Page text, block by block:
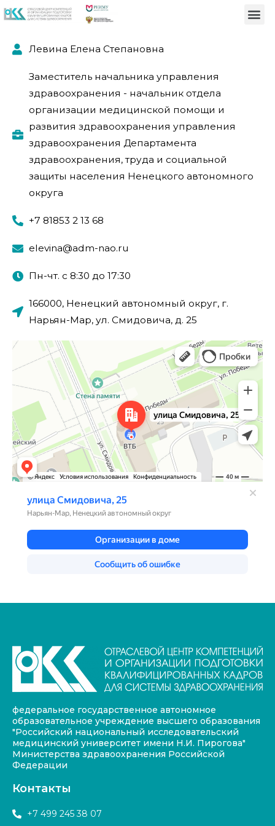
Левина Елена Степановна
Заместитель начальника управления
здравоохранения - начальник отдела
организации медицинской помощи и
развития здравоохранения управления
здравоохранения Департамента
здравоохранения, труда и социальной
защиты населения Ненецкого автономного
округа
+7 81853 2 13 68
elevina@adm-nao.ru
Пн-чт. с 8:30 до 17:30
166000, Ненецкий автономный округ, г.
Нарьян-Мар, ул. Смидовича, д. 25
Нарьян‑Мар
Улица Смидовича, 25 — Яндекс.Карты
федеральное государственное автономное
образовательное учреждение высшего образования
"Российский национальный исследовательский
медицинский университет имени Н.И. Пирогова"
Министерства здравоохранения Российской
Федерации
Контакты
+7 499 245 38 07